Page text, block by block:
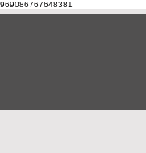
969086767648381